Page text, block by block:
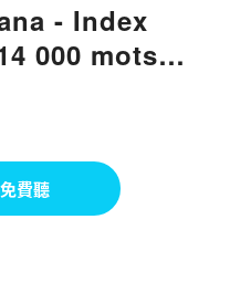
000 mots
composés,
et noms
du
et lexique
費聽